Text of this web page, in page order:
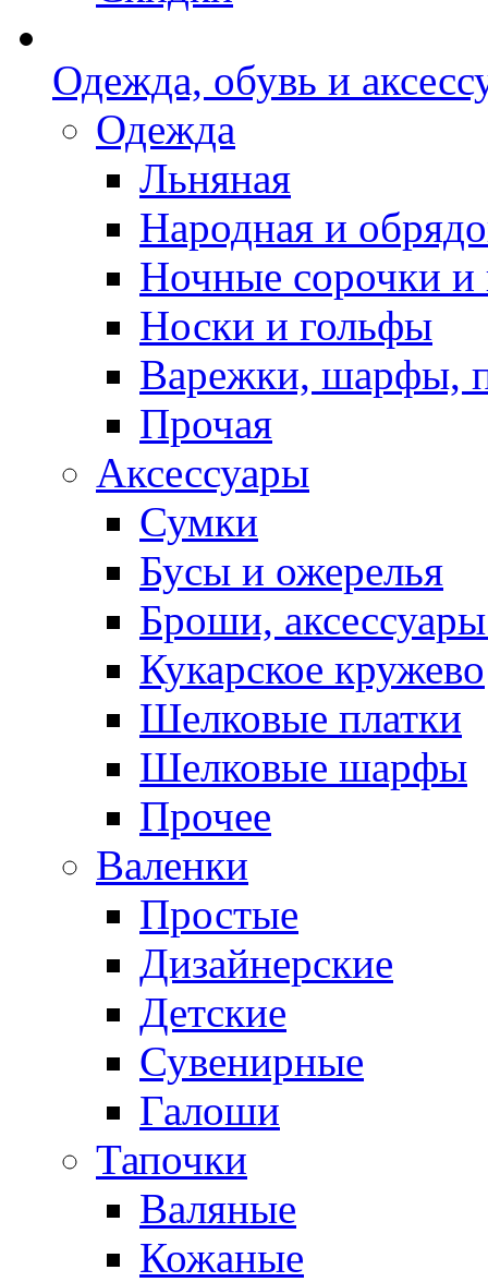
Одежда, обувь и
Одежда
Льняная
Народная и
Ночные сорочки
Носки и гольфы
Варежки, шарфы,
Прочая
Аксессуары
Сумки
Бусы и ожерелья
Броши,
Кукарское кружево
Шелковые платки
Шелковые шарфы
Прочее
Валенки
Простые
Дизайнерские
Детские
Сувенирные
Галоши
Тапочки
Валяные
Кожаные